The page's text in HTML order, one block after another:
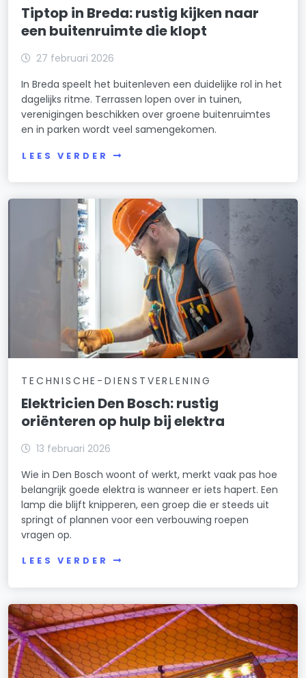
Tiptop in Breda: rustig kijken naar
een buitenruimte die klopt
27 februari 2026
In Breda speelt het buitenleven een duidelijke rol in het
dagelijks ritme. Terrassen lopen over in tuinen,
verenigingen beschikken over groene buitenruimtes
en in parken wordt veel samengekomen.
LEES VERDER
TECHNISCHE-DIENSTVERLENING
Elektricien Den Bosch: rustig
oriënteren op hulp bij elektra
13 februari 2026
Wie in Den Bosch woont of werkt, merkt vaak pas hoe
belangrijk goede elektra is wanneer er iets hapert. Een
lamp die blijft knipperen, een groep die er steeds uit
springt of plannen voor een verbouwing roepen
vragen op.
LEES VERDER